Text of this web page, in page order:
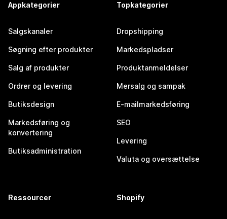
Appkategorier
Salgskanaler
Søgning efter produkter
Salg af produkter
Ordrer og levering
Butiksdesign
Markedsføring og
konvertering
Butiksadministration
Topkategorier
Dropshipping
Markedspladser
Produktanmeldelser
Mersalg og sampak
E-mailmarkedsføring
SEO
Levering
Valuta og oversættelse
Ressourcer Shopify